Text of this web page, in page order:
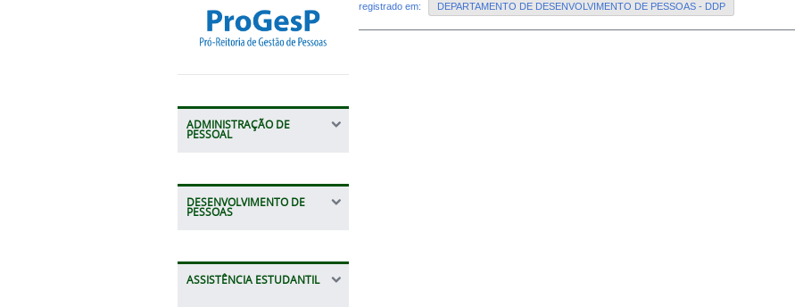
ADMINISTRAÇÃO DE
PESSOAL
DESENVOLVIMENTO DE
PESSOAS
ASSISTÊNCIA ESTUDANTIL
registrado em: DEPARTAMENTO DE DESENVOLVIMENTO DE PESSOAS - DDP